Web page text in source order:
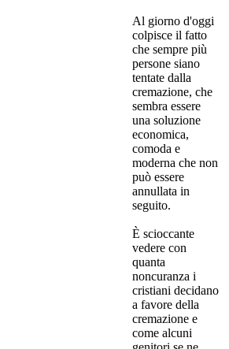
Al giorno d'oggi
colpisce il fatto
che sempre più
persone siano
tentate dalla
cremazione, che
sembra essere
una soluzione
economica,
comoda e
moderna che non
può essere
annullata in
seguito.
È scioccante
vedere con
quanta
noncuranza i
cristiani decidano
a favore della
cremazione e
come alcuni